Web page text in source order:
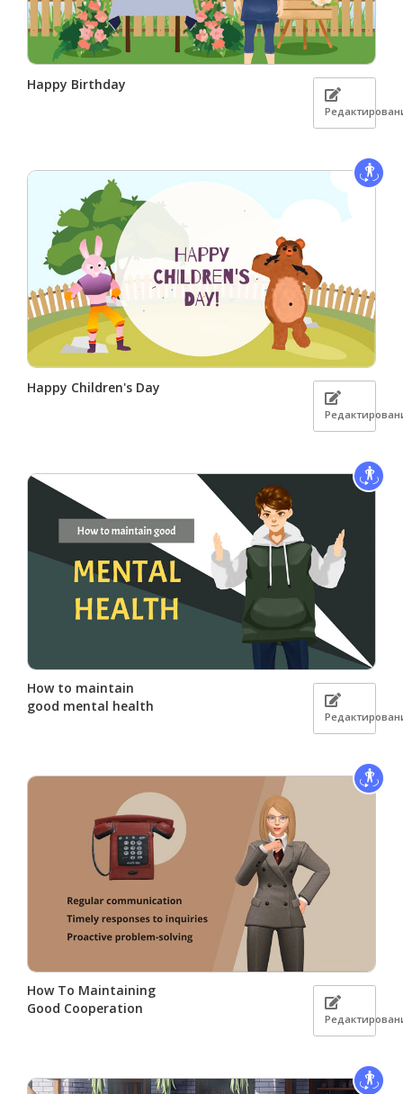
Happy Birthday
Happy Children's Day
How to maintain
good mental health
How To Maintaining
Good Cooperation